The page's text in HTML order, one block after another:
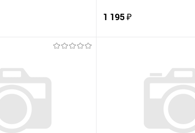
К сравнению
Под заказ
1 195 ₽
Купить в 1 клик